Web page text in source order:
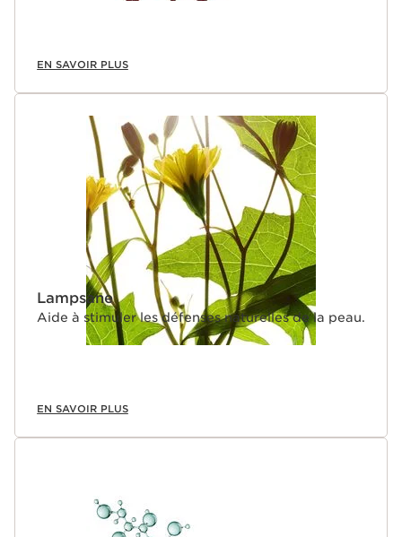
EN SAVOIR PLUS
Lampsane
Aide à stimuler les défenses naturelles de la peau.
EN SAVOIR PLUS